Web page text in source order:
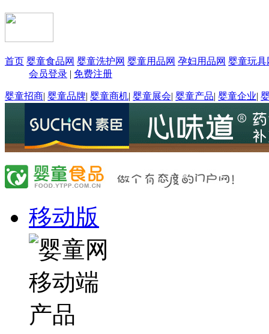
首页 婴童食品网 婴童洗护网 婴童用品网 孕妇用品网 婴童玩具
会员登录 | 免费注册
婴童招商| 婴童品牌| 婴童商机| 婴童展会| 婴童产品| 婴童企业|
移动版